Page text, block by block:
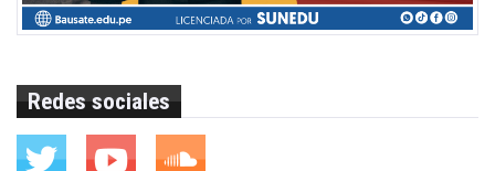
Redes sociales